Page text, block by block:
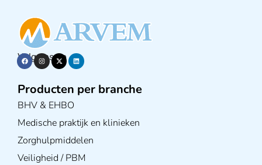
Volg ons op
Producten per branche
BHV & EHBO
Medische praktijk en klinieken
Zorghulpmiddelen
Veiligheid / PBM